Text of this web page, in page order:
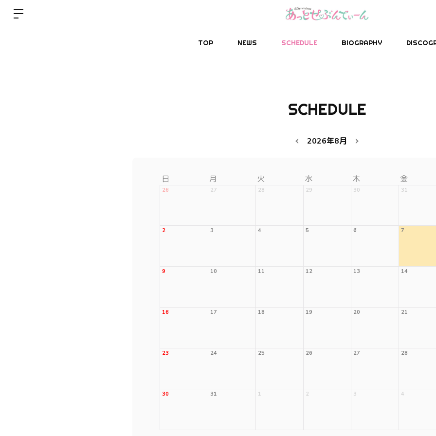
TOP NEWS SCHEDULE BIOGRAPHY
SCHEDULE
2026年8月
日 月 火 水 木 金
26 27 28 29 30 31
2 3 4 5 6 7
9 10 11 12 13 14
16 17 18 19 20 21
23 24 25 26 27 28
30 31 1 2 3 4